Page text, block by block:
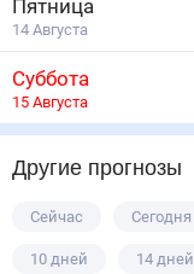
Пятница
14 Августа
Суббота
15 Августа
Другие прогнозы
Сейчас Сегодня
10 дней 14 дней